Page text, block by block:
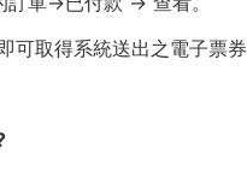
可取得系統送出之電子票券